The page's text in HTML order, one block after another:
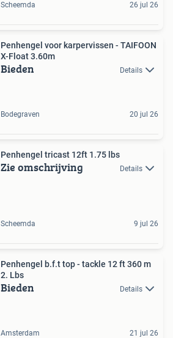
Scheemda 26 jul 26
Penhengel voor karpervissen - TAIFOON
X-Float 3.60m
Bieden Details
Bodegraven 20 jul 26
Penhengel tricast 12ft 1.75 lbs
Zie omschrijving Details
Scheemda 9 jul 26
Penhengel b.f.t top - tackle 12 ft 360 m
2. Lbs
Bieden Details
Amsterdam 21 jul 26